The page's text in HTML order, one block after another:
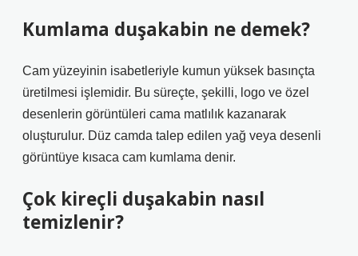
Kumlama duşakabin ne demek?
Cam yüzeyinin isabetleriyle kumun yüksek basınçta
üretilmesi işlemidir. Bu süreçte, şekilli, logo ve özel
desenlerin görüntüleri cama matlılık kazanarak
oluşturulur. Düz camda talep edilen yağ veya desenli
görüntüye kısaca cam kumlama denir.
Çok kireçli duşakabin nasıl
temizlenir?